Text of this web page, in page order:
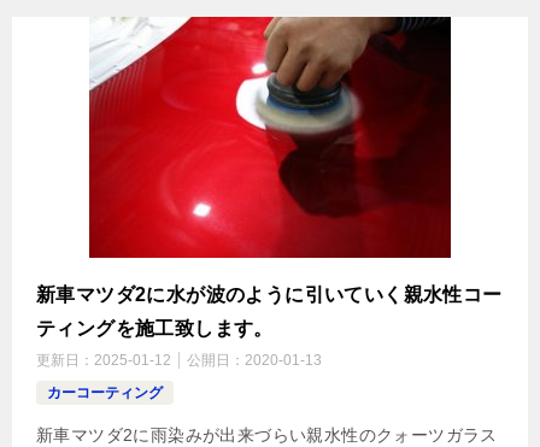
新車マツダ2に水が波のように引いていく親水性コー
ティングを施工致します。
更新日： 2025-01-12 公開日： 2020-01-13
カーコーティング
新車マツダ2に雨染みが出来づらい親水性のクォーツガラス